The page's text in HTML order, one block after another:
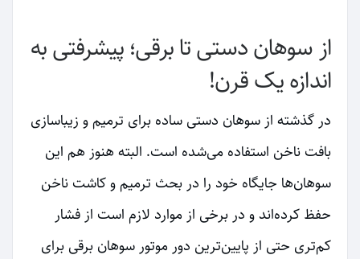
از سوهان دستی تا برقی؛ پیشرفتی به
اندازه یک قرن!
در گذشته از سوهان دستی ساده برای ترمیم و زیباسازی
بافت ناخن استفاده می‌شده است. البته هنوز هم این
سوهان‌ها جایگاه خود را در بحث ترمیم و کاشت ناخن
حفظ کرده‌اند و در برخی از موارد لازم است از فشار
کم‌تری حتی از پایین‌ترین دور موتور سوهان برقی برای